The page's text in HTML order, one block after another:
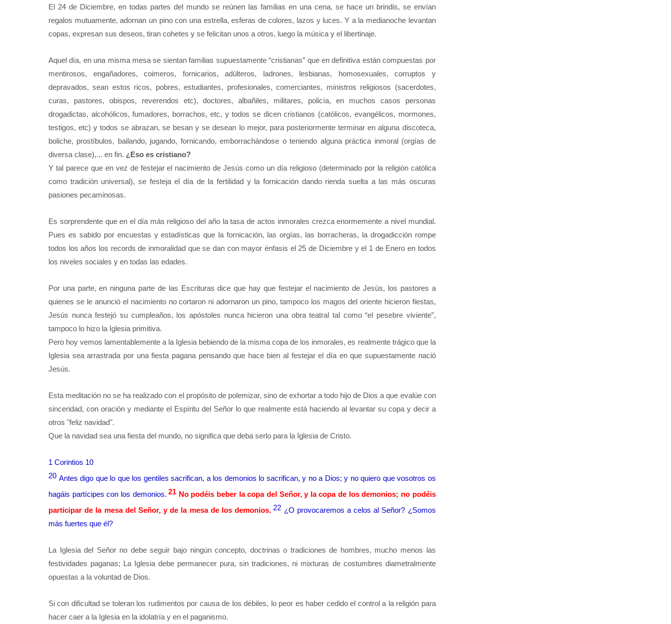
El 24 de Diciembre, en todas partes del mundo se reúnen las familias en una cena, se hace un brindis, se envían
regalos mutuamente, adornan un pino con una estrella, esferas de colores, lazos y luces. Y a la medianoche levantan
copas, expresan sus deseos, tiran cohetes y se felicitan unos a otros, luego la música y el libertinaje.
Aquel día, en una misma mesa se sientan familias supuestamente “cristianas” que en definitiva están compuestas por
mentirosos, engañadores, coimeros, fornicarios, adúlteros, ladrones, lesbianas, homosexuales, corruptos y
depravados, sean estos ricos, pobres, estudiantes, profesionales, comerciantes, ministros religiosos (sacerdotes,
curas, pastores, obispos, reverendos etc), doctores, albañiles, militares, policía, en muchos casos personas
drogadictas, alcohólicos, fumadores, borrachos, etc, y todos se dicen cristianos (católicos, evangélicos, mormones,
testigos, etc) y todos se abrazan, se besan y se desean lo mejor, para posteriormente terminar en alguna discoteca,
boliche, prostíbulos, bailando, jugando, fornicando, emborrachándose o teniendo alguna práctica inmoral (orgías de
diversa clase),... en fin. ¿Eso es cristiano?
Y tal parece que en vez de festejar el nacimiento de Jesús como un día religioso (determinado por la religión católica
como tradición universal), se festeja el día de la fertilidad y la fornicación dando rienda suelta a las más oscuras
pasiones pecaminosas.
Es sorprendente que en el día más religioso del año la tasa de actos inmorales crezca enormemente a nivel mundial.
Pues es sabido por encuestas y estadísticas que la fornicación, las orgías, las borracheras, la drogadicción rompe
todos los años los records de inmoralidad que se dan con mayor énfasis el 25 de Diciembre y el 1 de Enero en todos
los niveles sociales y en todas las edades.
Por una parte, en ninguna parte de las Escrituras dice que hay que festejar el nacimiento de Jesús, los pastores a
quienes se le anunció el nacimiento no cortaron ni adornaron un pino, tampoco los magos del oriente hicieron fiestas,
Jesús nunca festejó su cumpleaños, los apóstoles nunca hicieron una obra teatral tal como “el pesebre viviente”,
tampoco lo hizo la Iglesia primitiva.
Pero hoy vemos lamentablemente a la Iglesia bebiendo de la misma copa de los inmorales, es realmente trágico que la
Iglesia sea arrastrada por una fiesta pagana pensando que hace bien al festejar el día en que supuestamente nació
Jesús.
Esta meditación no se ha realizado con el propósito de polemizar, sino de exhortar a todo hijo de Dios a que evalúe con
sinceridad, con oración y mediante el Espíritu del Señor lo que realmente está haciendo al levantar su copa y decir a
otros "feliz navidad".
Que la navidad sea una fiesta del mundo, no significa que deba serlo para la Iglesia de Cristo.
1 Corintios 10
20 Antes digo que lo que los gentiles sacrifican, a los demonios lo sacrifican, y no a Dios; y no quiero que vosotros os
hagáis partícipes con los demonios. 21 No podéis beber la copa del Señor, y la copa de los demonios; no podéis
participar de la mesa del Señor, y de la mesa de los demonios. 22 ¿O provocaremos a celos al Señor? ¿Somos
más fuertes que él?
La Iglesia del Señor no debe seguir bajo ningún concepto, doctrinas o tradiciones de hombres, mucho menos las
festividades paganas; La Iglesia debe permanecer pura, sin tradiciones, ni mixturas de costumbres diametralmente
opuestas a la voluntad de Dios.
Si con dificultad se toleran los rudimentos por causa de los débiles, lo peor es haber cedido el control a la religión para
hacer caer a la Iglesia en la idolatría y en el paganismo.